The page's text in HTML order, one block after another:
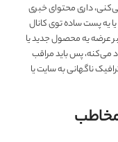
داری محتوای خبری
یه پست ساده توی کانال
عرضه یه محصول جدید یا
می‌کنه، پس باید مراقب
ناگهانی به سایت یا